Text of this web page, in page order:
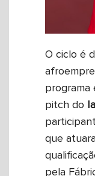
O ciclo é
programa
pitch do
que
pela